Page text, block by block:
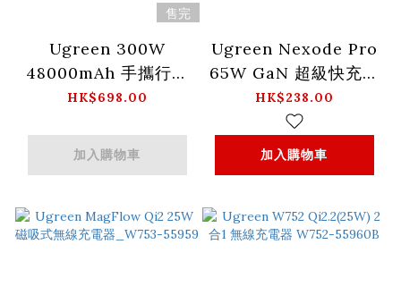
售完
Ugreen 300W
48000mAh 手攜行動
電源_PB770-25286
HK$698.00
加入購物車
Ugreen Nexode Pro
65W GaN 超級快充充
電器內置縮線 (USB-C
和 USB-C2 介面進行
快速充電 +配備5A線)
HK$238.00
加入購物車